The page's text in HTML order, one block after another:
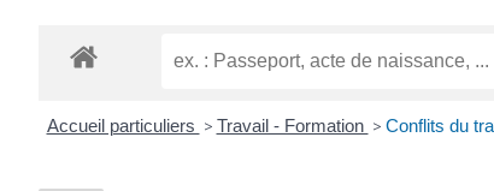
TITRE)
Accueil particuliers > Travail - Formation > Conflits du